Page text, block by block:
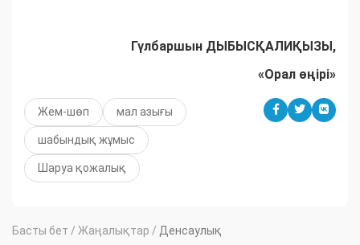
Гүлбаршын ДЫБЫСҚАЛИҚЫЗЫ,
«Орал өңірі»
Жем-шөп мал азығы
шабындық жұмыс
Шаруа қожалық
Басты бет / Жаңалықтар / Денсаулық